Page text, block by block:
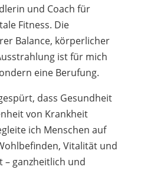
und Coach für
Fitness. Die
Balance, körperlicher
ist für mich
eine Berufung.
dass Gesundheit
von Krankheit
ich Menschen auf
Vitalität und
ganzheitlich und